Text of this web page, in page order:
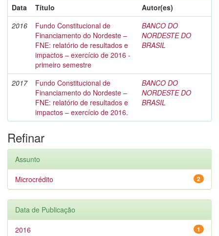
Data
Título
Autor(es)
2016
Fundo Constitucional de
Financiamento do Nordeste –
FNE: relatório de resultados e
impactos – exercício de 2016 -
primeiro semestre
BANCO DO
NORDESTE DO
BRASIL
2017
Fundo Constitucional de
Financiamento do Nordeste –
FNE: relatório de resultados e
impactos – exercício de 2016.
BANCO DO
NORDESTE DO
BRASIL
Refinar
Assunto
2
Microcrédito
Data de Publicação
1
2016